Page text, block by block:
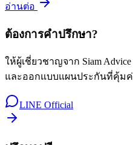
อ่านต่อ
ต้องการคำปรึกษา?
ให้ผู้เชี่ยวชาญจาก Siam
และออกแบบแผนประกันที่คุ้ม
LINE Official